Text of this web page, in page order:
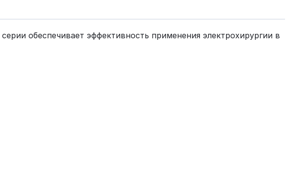
обеспечивает эффективность применения электрохирургии в